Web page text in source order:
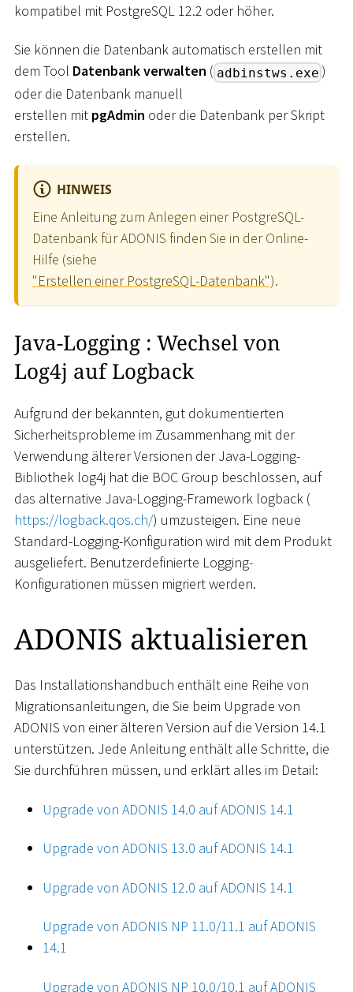
kompatibel mit PostgreSQL 12.2 oder höher.
Sie können die Datenbank automatisch erstellen mit
dem Tool Datenbank verwalten ( adbinstws.exe )
oder die Datenbank manuell
erstellen mit pgAdmin oder die Datenbank per Skript
erstellen.
HINWEIS
Eine Anleitung zum Anlegen einer PostgreSQL-
Datenbank für ADONIS finden Sie in der Online-
Hilfe (siehe
"Erstellen einer PostgreSQL-Datenbank").
Java-Logging : Wechsel von
Log4j auf Logback
Aufgrund der bekannten, gut dokumentierten
Sicherheitsprobleme im Zusammenhang mit der
Verwendung älterer Versionen der Java-Logging-
Bibliothek log4j hat die BOC Group beschlossen, auf
das alternative Java-Logging-Framework logback (
https://logback.qos.ch/) umzusteigen. Eine neue
Standard-Logging-Konfiguration wird mit dem Produkt
ausgeliefert. Benutzerdefinierte Logging-
Konfigurationen müssen migriert werden.
ADONIS aktualisieren
Das Installationshandbuch enthält eine Reihe von
Migrationsanleitungen, die Sie beim Upgrade von
ADONIS von einer älteren Version auf die Version 14.1
unterstützen. Jede Anleitung enthält alle Schritte, die
Sie durchführen müssen, und erklärt alles im Detail:
Upgrade von ADONIS 14.0 auf ADONIS 14.1
Upgrade von ADONIS 13.0 auf ADONIS 14.1
Upgrade von ADONIS 12.0 auf ADONIS 14.1
Upgrade von ADONIS NP 11.0/11.1 auf ADONIS
14.1
Upgrade von ADONIS NP 10.0/10.1 auf ADONIS